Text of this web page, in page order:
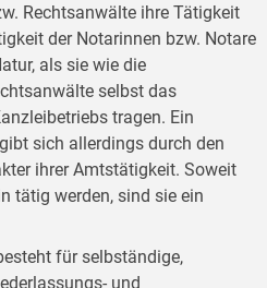
Rechtsanwälte ihre Tätigkeit
der Notarinnen bzw. Notare
als sie wie die
selbst das
tragen. Ein
sich allerdings durch den
ihrer Amtstätigkeit. Soweit
tätig werden, sind sie ein
für selbständige,
und